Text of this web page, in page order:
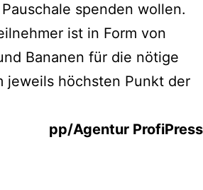
spenden wollen.
ist in Form von
Bananen für die nötige
jeweils höchsten Punkt der
pp/Agentur ProfiPress